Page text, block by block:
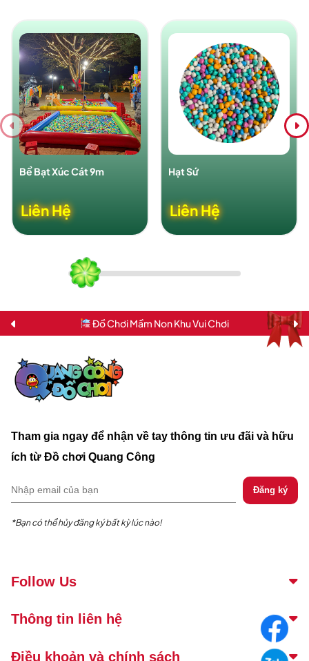
Bể Bạt Xúc Cát 9m
Liên Hệ
Hạt Sứ
Liên Hệ
Đồ Chơi Mầm Non Khu Vui Chơi
Tham gia ngay để nhận về tay thông tin ưu đãi và hữu
ích từ Đồ chơi Quang Công
*Bạn có thể hủy đăng ký bất kỳ lúc nào!
Follow Us
Thông tin liên hệ
Điều khoản và chính sách